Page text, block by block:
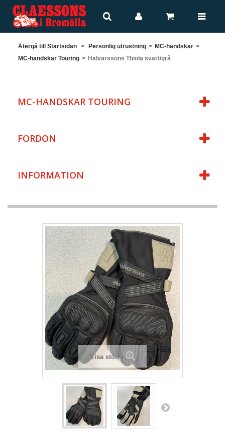
Återgå till Startsidan > Personlig utrustning > MC-handskar >
MC-handskar Touring > Halvarssons Thiola svart/grå
MC-HANDSKAR TOURING
FORDON
INFORMATION
Visa större